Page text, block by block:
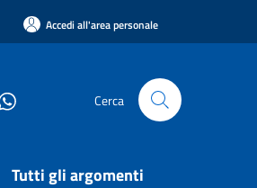
Accedi all'area personale
Cerca
Tutti gli argomenti